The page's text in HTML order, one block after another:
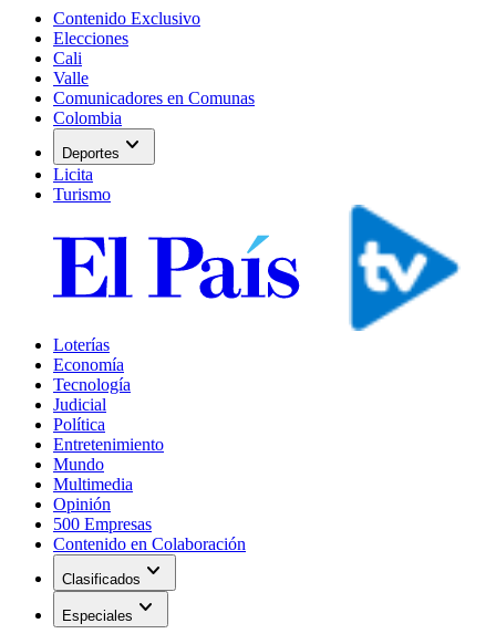
Contenido Exclusivo
Elecciones
Cali
Valle
Comunicadores en Comunas
Colombia
Deportes expand_more
Licita
Turismo
Loterías
Economía
Tecnología
Judicial
Política
Entretenimiento
Mundo
Multimedia
Opinión
500 Empresas
Contenido en Colaboración
Clasificados expand_more
Especiales expand_more